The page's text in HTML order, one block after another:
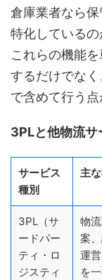
倉庫業者なら
特化している
これらの機能
するだけでな
で含めて行う点
3PLと他物流サ
サービス
種別
主
3PL（サ
ードパー
ティ・ロ
ジスティ
物
案、
運
を